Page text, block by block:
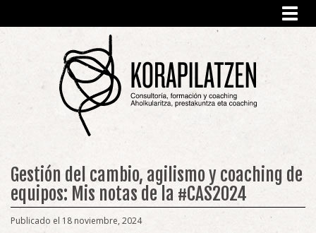
Gestión del cambio, agilismo y coaching de
equipos: Mis notas de la #CAS2024
Publicado el 18 noviembre, 2024